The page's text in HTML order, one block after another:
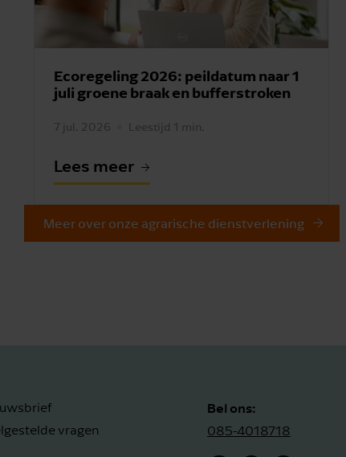
Ecoregeling 2026: peildatum naar 1
juli groene braak en bufferstroken
7 jul. 2026 Leestijd 1 min.
Lees meer
Meer over onze agrarische dienstverlening
vragen
Bel ons:
085-4018718